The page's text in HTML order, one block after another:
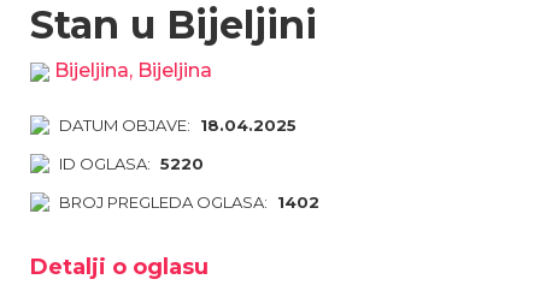
Stan u Bijeljini
Bijeljina, Bijeljina
Detalji o oglasu
DATUM OBJAVE:
18.04.2025
ID OGLASA: 5220
BROJ PREGLEDA OGLASA:
1402